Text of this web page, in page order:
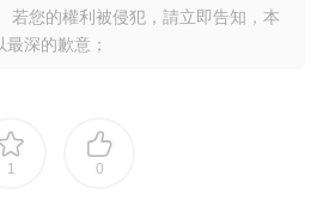
若您的權利被侵犯，請立即告知，本
深的歉意；
1 0